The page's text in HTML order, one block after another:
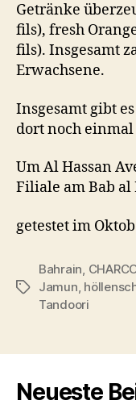
Getränke
fils), fresh
fils). Insgesamt
Erwachsene.
Insgesamt gibt
dort noch
Um Al Hassan
Filiale am Bab al
getestet im
Schlagwörter
Bahrain
Jamun
Tandoori
Neueste